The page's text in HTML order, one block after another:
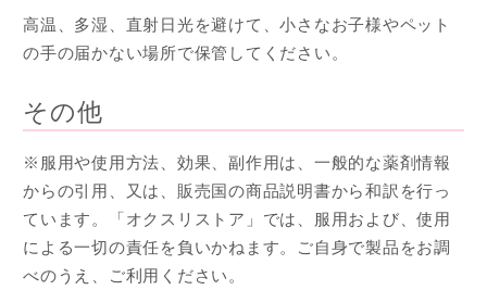
高温、多湿、直射日光を避けて、小さなお子様やペット
の手の届かない場所で保管してください。
その他
※服用や使用方法、効果、副作用は、一般的な薬剤情報
からの引用、又は、販売国の商品説明書から和訳を行っ
ています。「オクスリストア」では、服用および、使用
による一切の責任を負いかねます。ご自身で製品をお調
べのうえ、ご利用ください。